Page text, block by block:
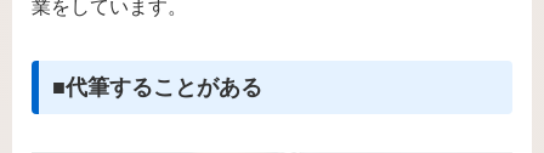
業をしています。
■代筆することがある